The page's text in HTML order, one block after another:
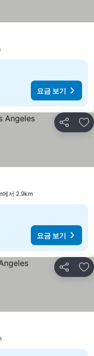
요금 보기
공유 즐
에서 2.9km
요금 보기
공유 즐